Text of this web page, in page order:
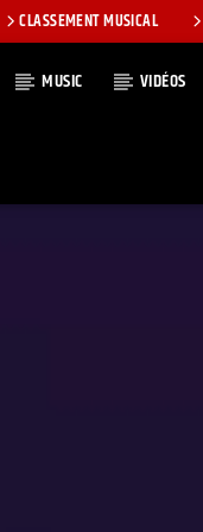
CLASSEMENT MUSICAL
MUSIC VIDÉOS